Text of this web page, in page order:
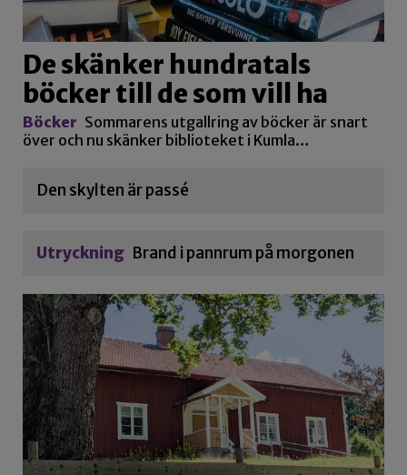
De skänker hundratals
böcker till de som vill ha
Böcker Sommarens utgallring av böcker är snart
över och nu skänker biblioteket i Kumla…
Den skylten är passé
Utryckning Brand i pannrum på morgonen